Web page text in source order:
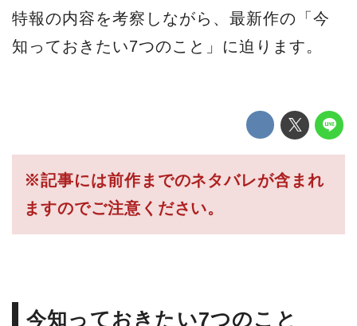
特報の内容を考察しながら、最新作の「今
知っておきたい7つのこと」に迫ります。
※記事には前作までのネタバレが含まれ
ますのでご注意ください。
今知っておきたい7つのこと